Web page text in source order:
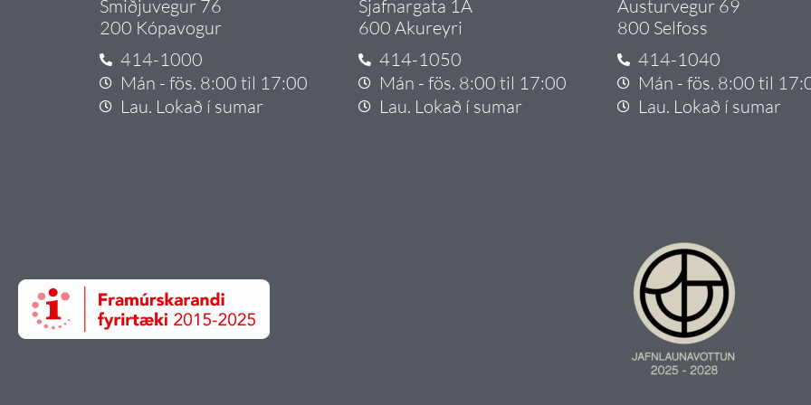
Smiðjuvegur 76
200 Kópavogur
414-1000
Mán - fös. 8:00 til 17:00
Lau. Lokað í sumar
Sjafnargata 1A
600 Akureyri
414-1050
Mán - fös. 8:00 til 17:00
Lau. Lokað í sumar
Austurvegur 69
800 Selfoss
414-1040
Mán - fös. 8:00 til
Lau. Lokað í sumar